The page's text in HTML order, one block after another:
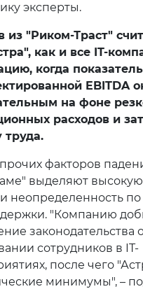
эксперты.
из "Риком-Траст"
как и все IT-
когда показатель
EBITDA
на фоне
расходов и
труда.
факторов
выделяют
и неопределенность
"Компанию
законодательства
сотрудников в IT-
после чего
минимумы", –